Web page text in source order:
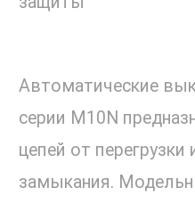
Автоматические
серии M10N
цепей от перегрузки
замыкания.